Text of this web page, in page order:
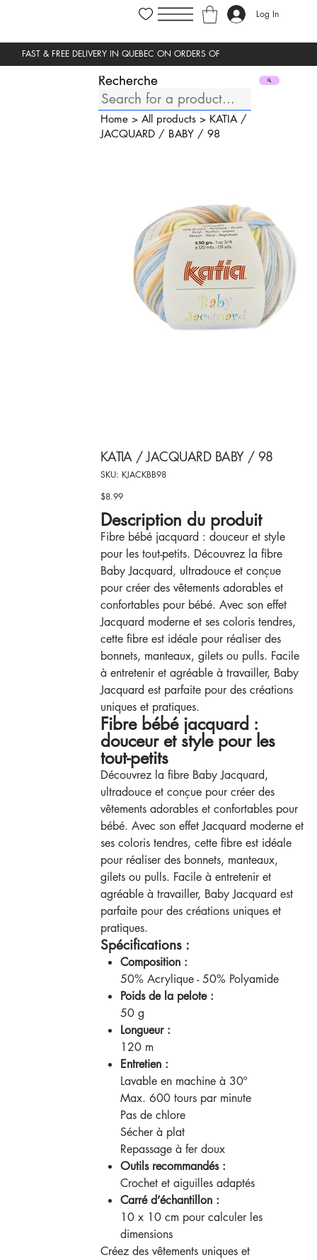
Log In
Recherche
Home> All products> KATIA /
JACQUARD / BABY / 98
KATIA / JACQUARD BABY / 98
SKU: SKU
KJACKBB98
KJACKBB98
Price
$8.99
Description du produit
Fibre bébé jacquard : douceur et style
pour les tout-petits. Découvrez la fibre
Baby Jacquard, ultradouce et conçue
pour créer des vêtements adorables et
confortables pour bébé. Avec son effet
Jacquard moderne et ses coloris tendres,
cette fibre est idéale pour réaliser des
bonnets, manteaux, gilets ou pulls. Facile
à entretenir et agréable à travailler, Baby
Jacquard est parfaite pour des créations
uniques et pratiques.
Fibre bébé jacquard :
douceur et style pour les
tout-petits
Découvrez la fibre Baby Jacquard,
ultradouce et conçue pour créer des
vêtements adorables et confortables pour
bébé. Avec son effet Jacquard moderne et
ses coloris tendres, cette fibre est idéale
pour réaliser des bonnets, manteaux,
gilets ou pulls. Facile à entretenir et
agréable à travailler, Baby Jacquard est
parfaite pour des créations uniques et
pratiques.
Spécifications :
Composition :
50% Acrylique - 50% Polyamide
Poids de la pelote :
50 g
Longueur :
120 m
Entretien :
Lavable en machine à 30º
Max. 600 tours par minute
Pas de chlore
Sécher à plat
Repassage à fer doux
Outils recommandés :
Crochet et aiguilles adaptés
Carré d’échantillon :
10 x 10 cm pour calculer les
dimensions
Créez des vêtements uniques et